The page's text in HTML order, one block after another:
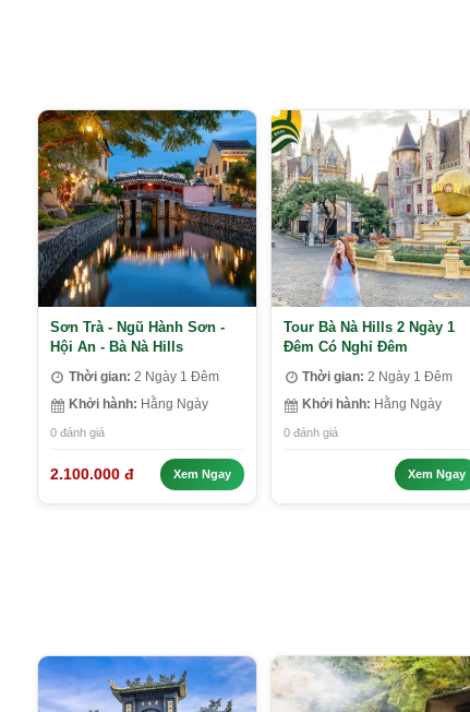
Sơn Trà - Ngũ Hành Sơn -
Hội An - Bà Nà Hills
Thời gian: 2 Ngày 1 Đêm
Khởi hành: Hằng Ngày
0 đánh giá
2.100.000 đ Xem Ngay
Tour Bà Nà Hills 2 Ngày 1
Đêm Có Nghỉ Đêm
Thời gian: 2 Ngày 1 Đêm
Khởi hành: Hằng Ngày
0 đánh giá
Xem Ngay